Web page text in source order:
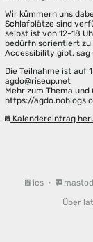
Wir kümmern uns
Schlafplätze sind
selbst ist von 12-18
bedürfnisorientiert zu
Accessibility gibt, sag
Die Teilnahme ist auf
agdo@riseup.net
Mehr zum Thema
https://
Kalendereintrag
ics •
Über